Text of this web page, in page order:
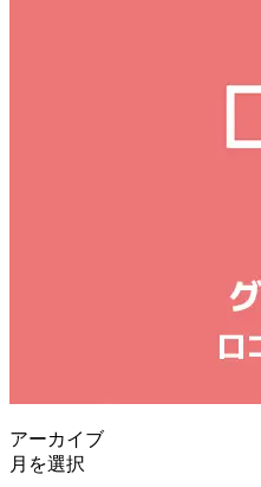
アーカイブ
月を選択